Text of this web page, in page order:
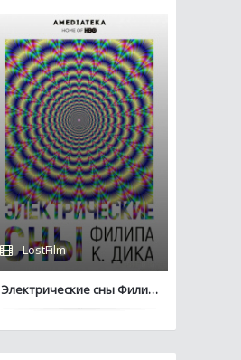
LostFilm
Электрические сны Филипа К. Дика